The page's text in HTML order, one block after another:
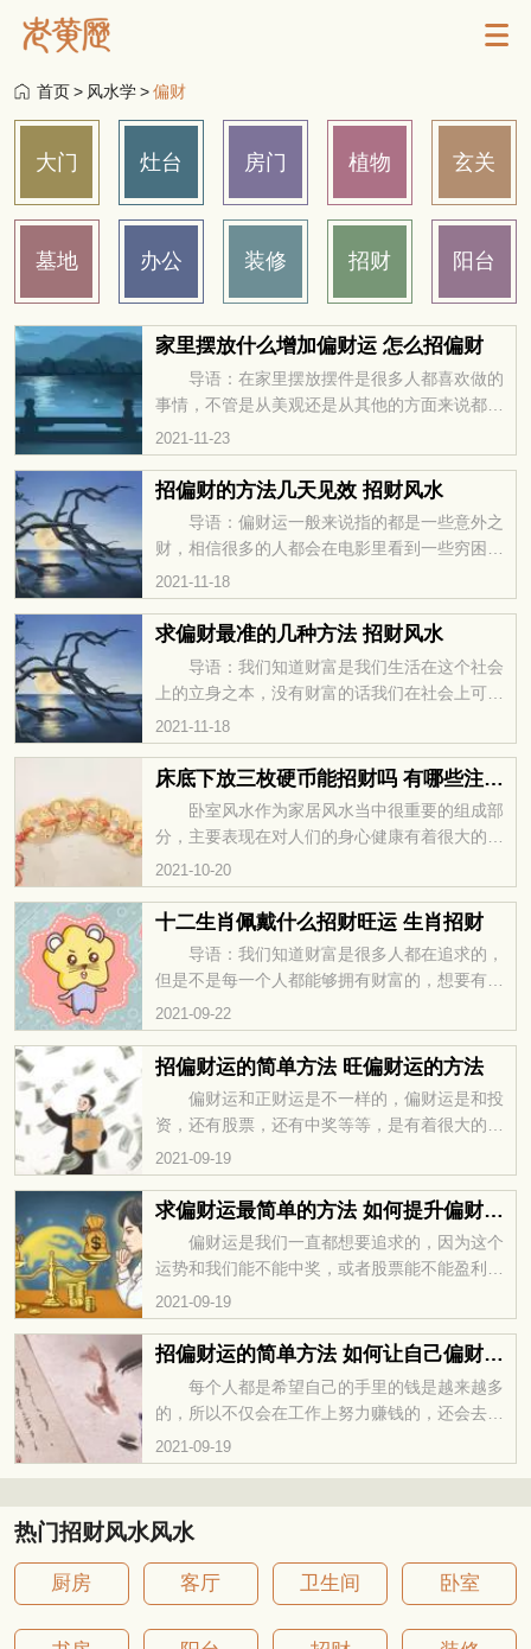
首页> 风水学>偏财
大门 灶台 房门 植物 玄关
墓地 办公 装修 招财 阳台
家里摆放什么增加偏财运 怎么招偏财
导语：在家里摆放摆件是很多人都喜欢做的
事情，不管是从美观还是从其他的方面来说都是
很重要的，特别是风水学上的作用，在风水学中
财运也是有分正财和偏财的，今天我们一起来看
看家里摆放什么增加偏财运。 家里摆放什么
财运低迷的话，请购天财入库也可以增强自身的
财运。财库即为收财、藏财之意，因此可以可以
为自己收纳很多钱财。无论您的命理中财星五行
为金木水火土任何一种，
2021-11-23
招偏财的方法几天见效 招财风水
导语：偏财运一般来说指的都是一些意外之
财，相信很多的人都会在电影里看到一些穷困潦
倒的主角，中了彩票从此走上人生巅峰，这就是
偏财，有了偏财运才可能获取偏财，今天我们一
起来看看招偏财的方法几天见效。 日月水招
少七天，如能得雨水（非自来水），将之取回带
入室内，放于月光能照射到的窗户（此时不可再
照射到阳光），经过七日后，将碗内剩余的水分
取出一些装入小瓶中，平
2021-11-18
求偏财最准的几种方法 招财风水
导语：我们知道财富是我们生活在这个社会
上的立身之本，没有财富的话我们在社会上可以
说是寸步难行了，偏财是除了正财以外的额外收
入，一般都是量大没有长久性，今天我们一起来
看看求偏财最准的几种方法。 增加偏财运最
中摆放貔貅或者自己配戴貔貅，因为貔貅主管偏
财，貔貅为上佳风水物品，只适宜于偏财行业，
凡收入浮动者皆有奇效。摆放时需要把头朝向门
或窗外，有利偏财，经常
2021-11-18
床底下放三枚硬币能招财吗 有哪些注意事项
卧室风水作为家居风水当中很重要的组成部
分，主要表现在对人们的身心健康有着很大的关
联。睡床是人们休息的场所，它的风水好坏也决
定着人们的运势。在风水中，有说在床底下放三
枚硬币招财的说法是否正确呢？如何...
2021-10-20
十二生肖佩戴什么招财旺运 生肖招财
导语：我们知道财富是很多人都在追求的，
但是不是每一个人都能够拥有财富的，想要有财
富就需要有财运，好的财运才可以给我们带来好
财运，所以怎么招财就很重要了，今天我们一起
来看看十二生肖佩戴什么招财旺运。 鼠
稳。加上投资前景不甚明朗，理财市场恐有诸多
变故，最好以观望维稳为主。天然黄玉的原色极
度辟邪，能化解负能量，加上貔貅为古代五大瑞
兽之一，定能帮助的属鼠人
2021-09-22
招偏财运的简单方法 旺偏财运的方法
偏财运和正财运是不一样的，偏财运是和投
资，还有股票，还有中奖等等，是有着很大的关
系的，所以只要自己的偏财运好，那么基本上遇
到中奖这件事情基本上都能够成功的，但是偏财
运不好也是可以改变的，那么了解其中的办
晶 想要为自己招来偏财运，那么我们可以选
在家居中摆放黄水晶来的。在风水学中，一般摆
放黄水晶在家居中都是能够有利于家居中的气场
的，同时也是能够让家居达到了
2021-09-19
求偏财运最简单的方法 如何提升偏财运的方法
偏财运是我们一直都想要追求的，因为这个
运势和我们能不能中奖，或者股票能不能盈利的
是有着很大的关系的，所以提升偏财运是我们必
须要做的事情的，那么有什么方法是对提升自己
的偏财运是比较有用的呢？ 提升偏财运的方
财星）的流年方位，多在这个方位上活动，办公
或休息，都可提升自己的偏财运。至于偏财为的
方位确定，由于是流年财位，根据流年的变化也
是会发生变化的。如果有
2021-09-19
招偏财运的简单方法 如何让自己偏财运旺
每个人都是希望自己的手里的钱是越来越多
的，所以不仅会在工作上努力赚钱的，还会去买
股票或者买彩票等等，但是股票和彩票是十分不
稳定的，所以这个时候就要看自己的偏财运好不
的财运变好。 让偏财运变旺的办法 1.家
居摆放黄水晶。想要为自己招来偏财运，那么我
们可以选在家居中摆放黄水晶来的。在风水学
中，一般摆放黄水晶在家居中都是能够有利于家
2021-09-19
热门招财风水风水
厨房 客厅 卫生间 卧室